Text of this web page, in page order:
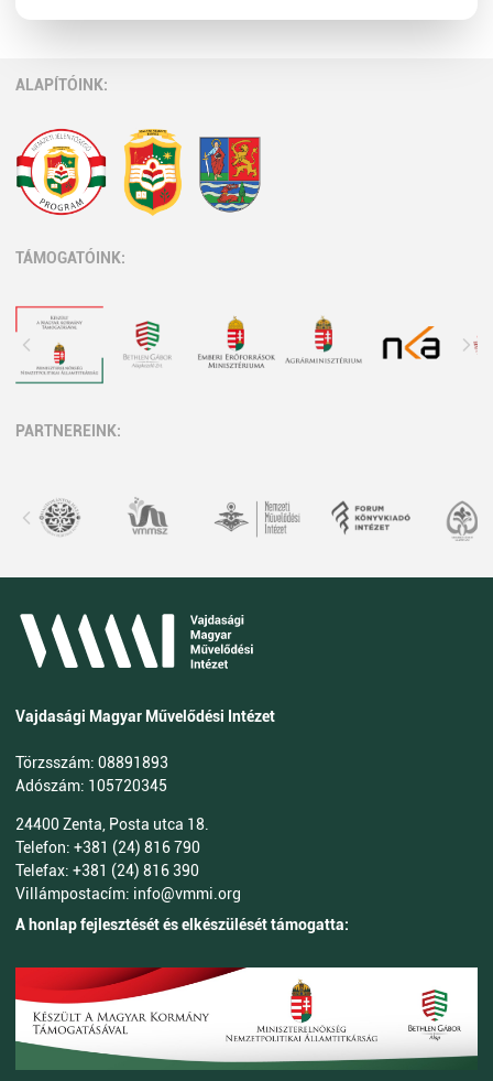
ALAPÍTÓINK:
TÁMOGATÓINK:
PARTNEREINK:
Vajdasági Magyar Művelődési Intézet
Törzsszám: 08891893
Adószám: 105720345
24400 Zenta, Posta utca 18.
Telefon: +381 (24) 816 790
Telefax: +381 (24) 816 390
Villámpostacím: info@vmmi.org
A honlap fejlesztését és elkészülését támogatta: